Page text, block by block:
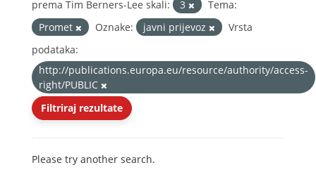
prema Tim Berners-Lee skali:
3
Tema:
Promet
Oznake: javni prijevoz
Vrsta
podataka:
http://publications.europa.eu/resource/authority/access-
right/PUBLIC
Filtriraj rezultate
Please try another search.